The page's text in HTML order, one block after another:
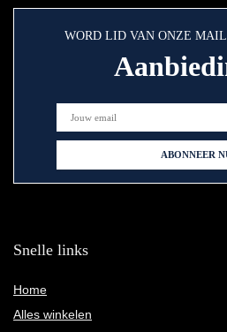
WORD LID VAN ONZE
Snelle links
Home
Alles winkelen